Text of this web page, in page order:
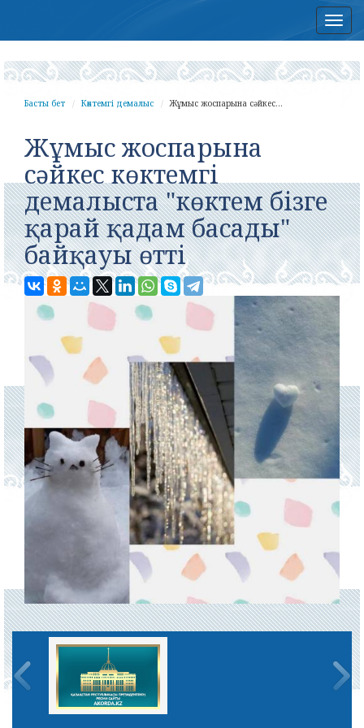
Басты бет Көктемгі демалыс Жұмыс жоспарына сәйкес...
Жұмыс жоспарына
сәйкес көктемгі
демалыста "көктем бізге
қарай қадам басады"
байқауы өтті